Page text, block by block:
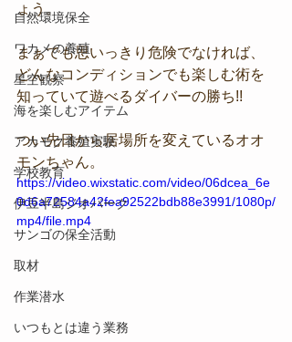
自然環境保全
ワカメの養殖
星空観察
海を楽しむアイテム
アカモク養殖実験
学校教育
伊豆半島ジオパーク
サンゴの保全活動
取材
作業潜水
いつもとは違う業務
ょう。
まぁでも思いっきり危険でなければ、
どんなコンディションでも楽しむ術を
知っていて遊べるダイバーの勝ち!!
つい先日から居場所を変えているオオ
モンちゃん。
https://video.wixstatic.com/video/06dcea_6e
0d6a72584a42fea92522bdb88e3991/1080p/
mp4/file.mp4